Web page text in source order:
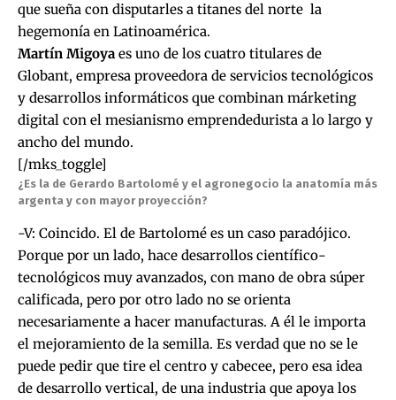
que sueña con disputarles a titanes del norte la
hegemonía en Latinoamérica.
Martín Migoya es uno de los cuatro titulares de
Globant, empresa proveedora de servicios tecnológicos
y desarrollos informáticos que combinan márketing
digital con el mesianismo emprendedurista a lo largo y
ancho del mundo.
[/mks_toggle]
¿Es la de Gerardo Bartolomé y el agronegocio la anatomía más
argenta y con mayor proyección?
-V: Coincido. El de Bartolomé es un caso paradójico.
Porque por un lado, hace desarrollos científico-
tecnológicos muy avanzados, con mano de obra súper
calificada, pero por otro lado no se orienta
necesariamente a hacer manufacturas. A él le importa
el mejoramiento de la semilla. Es verdad que no se le
puede pedir que tire el centro y cabecee, pero esa idea
de desarrollo vertical, de una industria que apoya los